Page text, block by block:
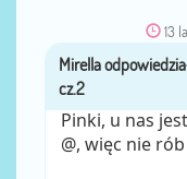
13
Pinki, u nas
@, więc nie rób